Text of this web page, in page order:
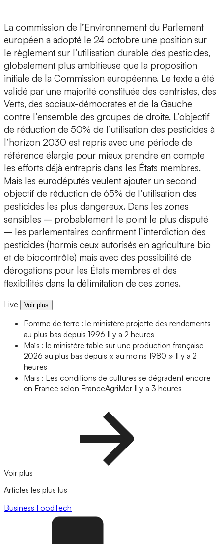
La commission de l’Environnement du Parlement
européen a adopté le 24 octobre une position sur
le règlement sur l’utilisation durable des pesticides,
globalement plus ambitieuse que la proposition
initiale de la Commission européenne. Le texte a été
validé par une majorité constituée des centristes, des
Verts, des sociaux-démocrates et de la Gauche
contre l’ensemble des groupes de droite. L’objectif
de réduction de 50% de l’utilisation des pesticides à
l’horizon 2030 est repris avec une période de
référence élargie pour mieux prendre en compte
les efforts déjà entrepris dans les États membres.
Mais les eurodéputés veulent ajouter un second
objectif de réduction de 65% de l’utilisation des
pesticides les plus dangereux. Dans les zones
sensibles – probablement le point le plus disputé
– les parlementaires confirment l’interdiction des
pesticides (hormis ceux autorisés en agriculture bio
et de biocontrôle) mais avec des possibilité de
dérogations pour les États membres et des
flexibilités dans la délimitation de ces zones.
Live Voir plus
Pomme de terre : le ministère projette des rendements
au plus bas depuis 1996 Il y a 2 heures
Maïs : le ministère table sur une production française
2026 au plus bas depuis « au moins 1980 » Il y a 2
heures
Maïs : Les conditions de cultures se dégradent encore
en France selon FranceAgriMer Il y a 3 heures
Voir plus
Articles les plus lus
Business FoodTech